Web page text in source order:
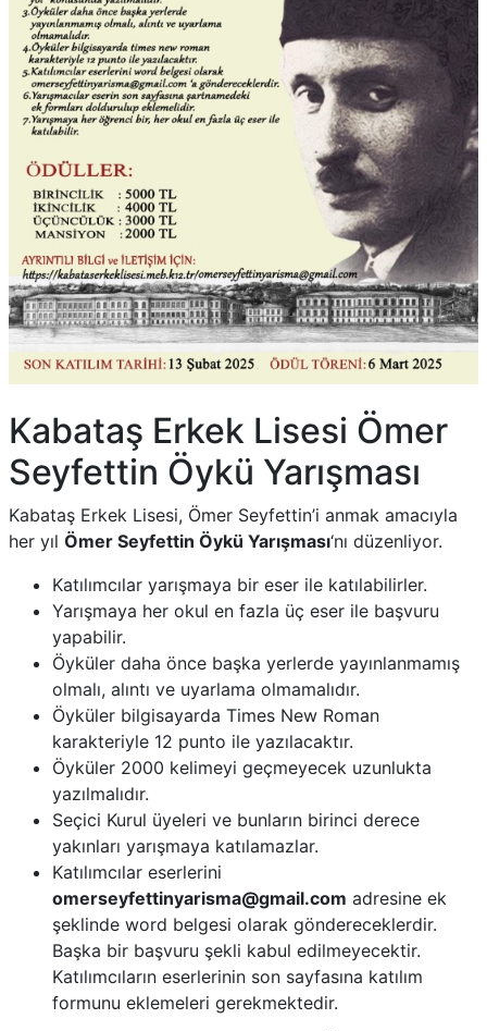
Kabataş Erkek Lisesi Ömer
Seyfettin Öykü Yarışması
Kabataş Erkek Lisesi, Ömer Seyfettin’i anmak amacıyla
her yıl Ömer Seyfettin Öykü Yarışması‘nı düzenliyor.
Katılımcılar yarışmaya bir eser ile katılabilirler.
Yarışmaya her okul en fazla üç eser ile başvuru
yapabilir.
Öyküler daha önce başka yerlerde yayınlanmamış
olmalı, alıntı ve uyarlama olmamalıdır.
Öyküler bilgisayarda Times New Roman
karakteriyle 12 punto ile yazılacaktır.
Öyküler 2000 kelimeyi geçmeyecek uzunlukta
yazılmalıdır.
Seçici Kurul üyeleri ve bunların birinci derece
yakınları yarışmaya katılamazlar.
Katılımcılar eserlerini
omerseyfettinyarisma@gmail.com adresine ek
şeklinde word belgesi olarak göndereceklerdir.
Başka bir başvuru şekli kabul edilmeyecektir.
Katılımcıların eserlerinin son sayfasına katılım
formunu eklemeleri gerekmektedir.